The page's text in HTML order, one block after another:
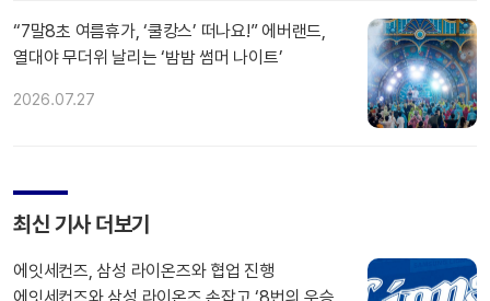
“7말8초 여름휴가, ‘쿨캉스’ 떠나요!” 에버랜드,
열대야 무더위 날리는 ‘밤밤 썸머 나이트’
2026.07.27
최신 기사 더보기
에잇세컨즈, 삼성 라이온즈와 협업 진행